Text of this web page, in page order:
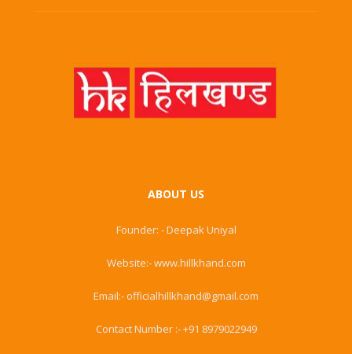
ABOUT US
Founder: - Deepak Uniyal
Website:- www.hillkhand.com
Email:- officialhillkhand@gmail.com
Contact Number :- +91 8979022949